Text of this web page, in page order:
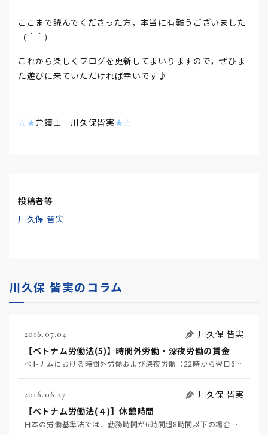
ここまで読んでくださった方，本当に有難うございました
（＾＾）
これから楽しくブログを更新してまいりますので，ぜひま
た遊びに来ていただければ幸いです♪
☆★弁護士 川久保皆実★☆
投稿者等
川久保 皆実
川久保 皆実のコラム
2016.07.04
川久保 皆実
【ベトナム労働法(5)】時間外労働・深夜労働の賃金
ベトナムにおける時間外労働および深夜労働（22時から翌日6時まで）の賃金については、以下のとおり割増…
2016.06.27
川久保 皆実
【ベトナム労働法(４)】休憩時間
日本の労働基準法では、勤務時間が6時間超8時間以下の場合には少なくとも45分間の休憩を、勤務時間が8…